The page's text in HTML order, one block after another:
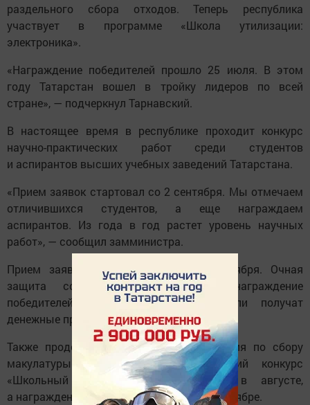
раздельного сбора отходов. Теперь республика
участвует в программе «Школа утилизации:
электроника».
«Награждение победителей прошло 25 июля. В этом
году Татарстан вошел в тройку лидеров по всей
стране», — подчеркнул Тарнавский.
В настоящее время в республике проходит конкурс
научно-практических работ среди студентов
и аспирантов высших учебных заведений Татарстана.
«Прием заявок стартовал со 2 сентября. Мы отмечаем
отличившихся студентов, а еще награждаем
аспирантов. Из года в год растет уровень научных
работ», — сообщил замминистра.
Прием заявок продлится до конца октября. Очная
защита состоится в ноябре, а награждение
победителей — в декабре. Победители получат
денежные призы.
Также продолжается Всероссийская акция по сбору
макулатуры «БумБатл». Республиканский конкурс
«Школьный экопатруль» завершился в августе,
а награждение победителей состоится в ноябре.